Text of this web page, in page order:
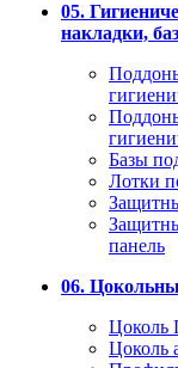
05.
накладки,
Базы
Лотки
панель
06.
Цоколь